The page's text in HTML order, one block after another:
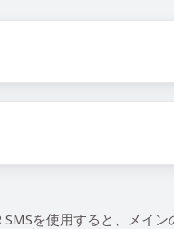
SMSを使用すると、メイ